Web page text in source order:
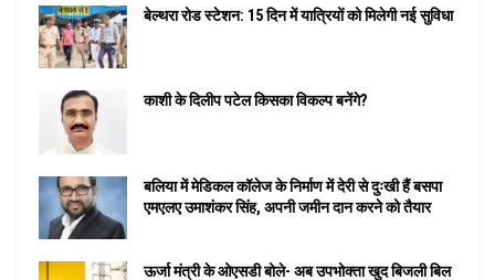
बेल्थरा रोड स्टेशन: 15 दिन में यात्रियों को मिलेगी नई सुविधा
काशी के दिलीप पटेल किसका विकल्प बनेंगे?
बलिया में मेडिकल कॉलेज के निर्माण में देरी से दुःखी हैं बसपा
एमएलए उमाशंकर सिंह, अपनी जमीन दान करने को तैयार
ऊर्जा मंत्री के ओएसडी बोले- अब उपभोक्ता खुद बिजली बिल